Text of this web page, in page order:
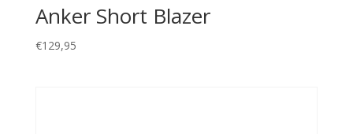
Anker Short Blazer
€129,95